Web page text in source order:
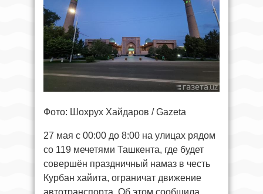
Фото: Шохрух Хайдаров / Gazeta
27 мая с 00:00 до 8:00 на улицах рядом
со 119 мечетями Ташкента, где будет
совершён праздничный намаз в честь
Курбан хайита, ограничат движение
автотранспорта. Об этом сообщила